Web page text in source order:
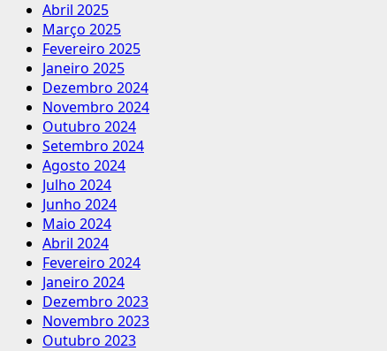
Abril 2025
Março 2025
Fevereiro 2025
Janeiro 2025
Dezembro 2024
Novembro 2024
Outubro 2024
Setembro 2024
Agosto 2024
Julho 2024
Junho 2024
Maio 2024
Abril 2024
Fevereiro 2024
Janeiro 2024
Dezembro 2023
Novembro 2023
Outubro 2023